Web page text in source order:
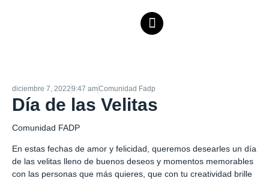
diciembre 7, 20229:47 amComunidad Fadp
Día de las Velitas
Comunidad FADP
En estas fechas de amor y felicidad, queremos desearles un día
de las velitas lleno de buenos deseos y momentos memorables
con las personas que más quieres, que con tu creatividad brille